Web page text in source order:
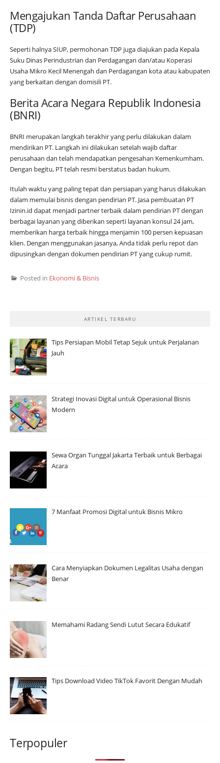
Mengajukan Tanda Daftar Perusahaan
(TDP)
Seperti halnya SIUP, permohonan TDP juga diajukan pada Kepala
Suku Dinas Perindustrian dan Perdagangan dan/atau Koperasi
Usaha Mikro Kecil Menengah dan Perdagangan kota atau kabupaten
yang berkaitan dengan domisili PT.
Berita Acara Negara Republik Indonesia
(BNRI)
BNRI merupakan langkah terakhir yang perlu dilakukan dalam
mendirikan PT. Langkah ini dilakukan setelah wajib daftar
perusahaan dan telah mendapatkan pengesahan Kemenkumham.
Dengan begitu, PT telah resmi berstatus badan hukum.
Itulah waktu yang paling tepat dan persiapan yang harus dilakukan
dalam memulai bisnis dengan pendirian PT. Jasa pembuatan PT
Izinin.id dapat menjadi partner terbaik dalam pendirian PT dengan
berbagai layanan yang diberikan seperti layanan konsul 24 jam,
memberikan harga terbaik hingga menjamin 100 persen kepuasan
klien. Dengan menggunakan jasanya, Anda tidak perlu repot dan
dipusingkan dengan dokumen pendirian PT yang cukup rumit.
Posted in Ekonomi & Bisnis
ARTIKEL TERBARU
Tips Persiapan Mobil Tetap Sejuk untuk Perjalanan
Jauh
Strategi Inovasi Digital untuk Operasional Bisnis
Modern
Sewa Organ Tunggal Jakarta Terbaik untuk Berbagai
Acara
7 Manfaat Promosi Digital untuk Bisnis Mikro
Cara Menyiapkan Dokumen Legalitas Usaha dengan
Benar
Memahami Radang Sendi Lutut Secara Edukatif
Tips Download Video TikTok Favorit Dengan Mudah
Terpopuler